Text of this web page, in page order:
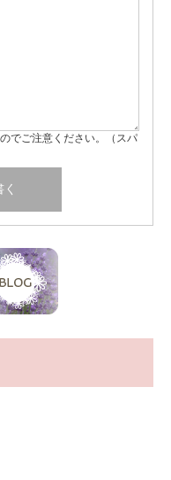
でご注意ください。（スパ